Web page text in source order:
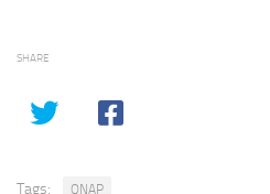
SHARE
Tags: QNAP